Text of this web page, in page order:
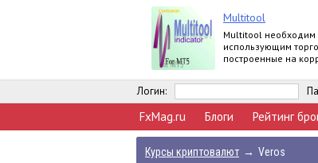
Multitool
Multitool необходим
использующим
построенные на
Логин:
FxMag.ru Блоги Рейтинг
Курсы криптовалют → Veros